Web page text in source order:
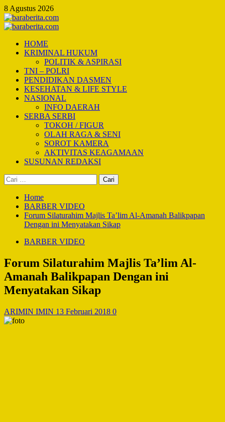
Skip
to
content
8 Agustus 2026
Primary
HOME
KRIMINAL HUKUM
POLITIK & ASPIRASI
TNI – POLRI
PENDIDIKAN DASMEN
KESEHATAN & LIFE STYLE
NASIONAL
INFO DAERAH
SERBA SERBI
TOKOH / FIGUR
OLAH RAGA & SENI
SOROT KAMERA
AKTIVITAS KEAGAMAAN
SUSUNAN REDAKSI
Cari
untuk:
Home
BARBER VIDEO
Forum Silaturahim Majlis Ta’lim Al-Amanah Balikpapan
Dengan ini Menyatakan Sikap
BARBER VIDEO
Forum Silaturahim Majlis Ta’lim Al-
Amanah Balikpapan Dengan ini
Menyatakan Sikap
ARIMIN IMIN 13 Februari 2018 0